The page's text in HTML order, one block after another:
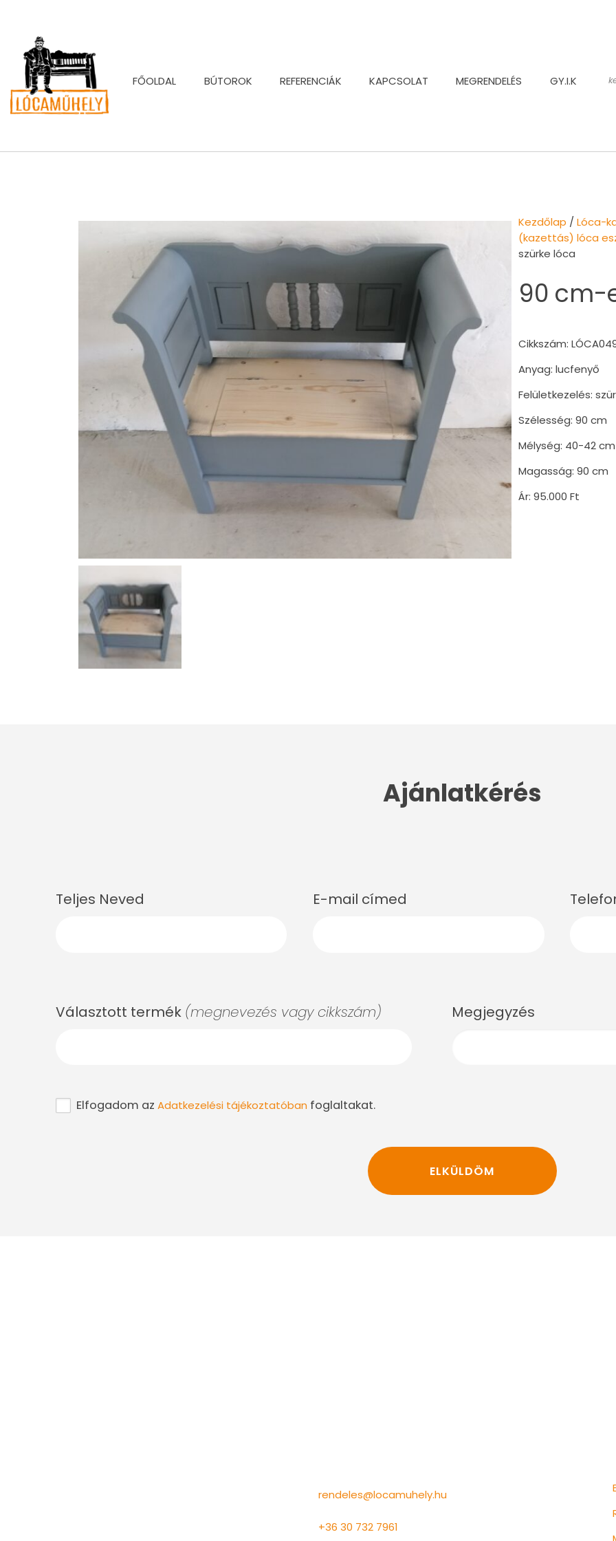
FŐOLDAL BÚTOROK REFERENCIÁK KAPCSOLAT MEGRENDELÉS GY.I.K
Kezdőlap / Lóca-
(kazettás) lóca
szürke lóca
90 cm-
Cikkszám:
Anyag: lucfenyő
Felületkezelés:
Szélesség: 90 cm
Mélység: 40-42 cm
Magasság: 90 cm
Ár: 95.000 Ft
Ajánlatkérés
Teljes Neved E-mail címed
Választott termék (megnevezés vagy cikkszám) Megjegyzés
Elfogadom az Adatkezelési tájékoztatóban foglaltakat.
rendeles@locamuhely.hu
+36 30 732 7961